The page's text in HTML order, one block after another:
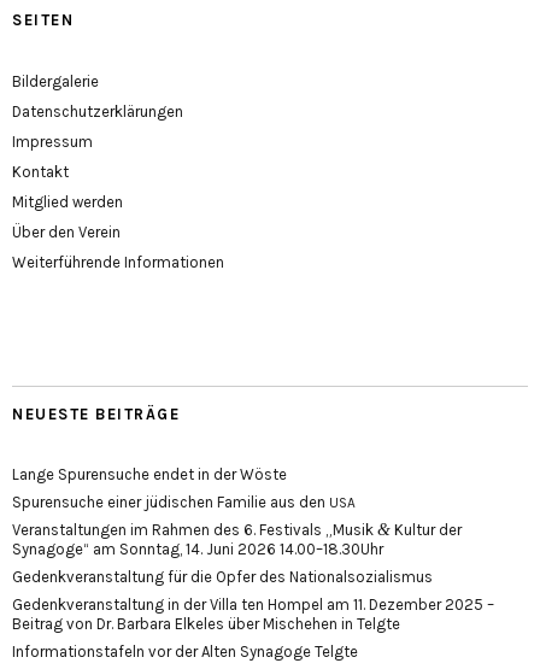
SEITEN
Bildergalerie
Datenschutzerklärungen
Impressum
Kontakt
Mitglied werden
Über den Verein
Weiterführende Informationen
NEUESTE BEITRÄGE
Lange Spurensuche endet in der Wöste
Spurensuche einer jüdischen Familie aus den USA
Veranstaltungen im Rahmen des 6. Festivals „Musik & Kultur der
Synagoge“ am Sonntag, 14. Juni 2026 14.00–18.30Uhr
Gedenkveranstaltung für die Opfer des Nationalsozialismus
Gedenkveranstaltung in der Villa ten Hompel am 11. Dezember 2025 –
Beitrag von Dr. Barbara Elkeles über Mischehen in Telgte
Informationstafeln vor der Alten Synagoge Telgte